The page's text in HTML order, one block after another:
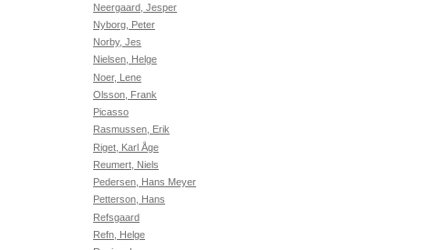
Neergaard, Jesper
Nyborg, Peter
Norby, Jes
Nielsen, Helge
Noer, Lene
Olsson, Frank
Picasso
Rasmussen, Erik
Riget, Karl Åge
Reumert, Niels
Pedersen, Hans Meyer
Petterson, Hans
Refsgaard
Refn, Helge